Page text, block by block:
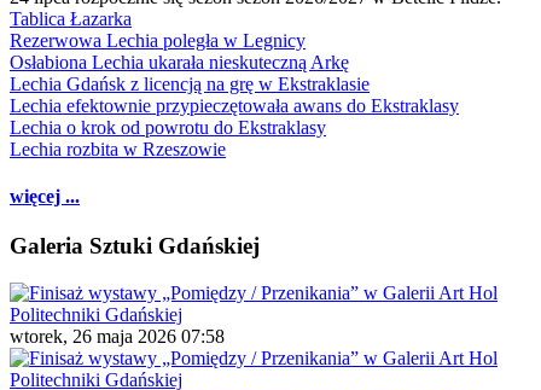
Tablica Łazarka
Rezerwowa Lechia poległa w Legnicy
Osłabiona Lechia ukarała nieskuteczną Arkę
Lechia Gdańsk z licencją na grę w Ekstraklasie
Lechia efektownie przypieczętowała awans do Ekstraklasy
Lechia o krok od powrotu do Ekstraklasy
Lechia rozbita w Rzeszowie
więcej ...
Galeria Sztuki Gdańskiej
wtorek, 26 maja 2026 07:58